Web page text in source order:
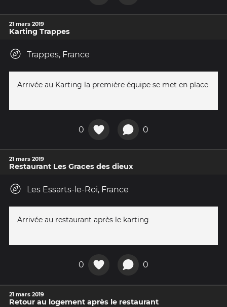
21 mars 2019
Karting Trappes
Trappes, France
Arrivée au Karting la première équipe se met en place
0 0
21 mars 2019
Restaurant Les Graces des dieux
Les Essarts-le-Roi, France
Arrivée au restaurant après le karting
0 0
21 mars 2019
Retour au logement après le restaurant